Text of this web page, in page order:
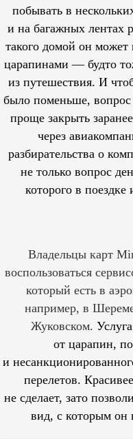
побывать в
и на багажных лентах
такого домой он может
царапинами — будто
из путешествия. И
было поменьше, вопрос
проще закрыть
через
разбирательства о
не только вопрос
которого в поездке
Владельцы карт
воспользоваться
который есть в
например, в
Жуковском.
от царапин,
и
перелетов.
не сделает, зато
вид, с которым он